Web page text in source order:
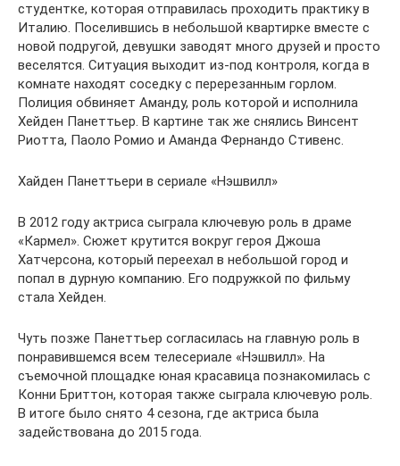
студентке, которая отправилась проходить практику в
Италию. Поселившись в небольшой квартирке вместе с
новой подругой, девушки заводят много друзей и просто
веселятся. Ситуация выходит из-под контроля, когда в
комнате находят соседку с перерезанным горлом.
Полиция обвиняет Аманду, роль которой и исполнила
Хейден Панеттьер. В картине так же снялись Винсент
Риотта, Паоло Ромио и Аманда Фернандо Стивенс.
Хайден Панеттьери в сериале «Нэшвилл»
В 2012 году актриса сыграла ключевую роль в драме
«Кармел». Сюжет крутится вокруг героя Джоша
Хатчерсона, который переехал в небольшой город и
попал в дурную компанию. Его подружкой по фильму
стала Хейден.
Чуть позже Панеттьер согласилась на главную роль в
понравившемся всем телесериале «Нэшвилл». На
съемочной площадке юная красавица познакомилась с
Конни Бриттон, которая также сыграла ключевую роль.
В итоге было снято 4 сезона, где актриса была
задействована до 2015 года.